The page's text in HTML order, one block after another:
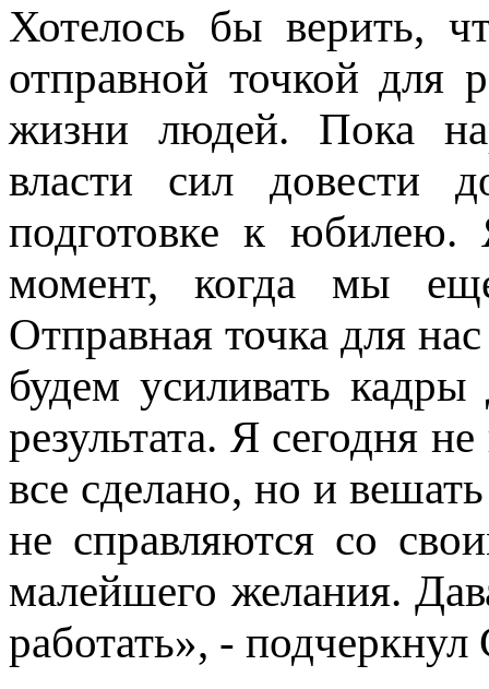
Хотелось бы верить,
отправной точкой для
жизни людей. Пока
власти сил довести
подготовке к юбилею.
момент, когда мы
Отправная точка для
будем усиливать
результата. Я сегодня
все сделано, но и
не справляются со
малейшего желания.
работать», -